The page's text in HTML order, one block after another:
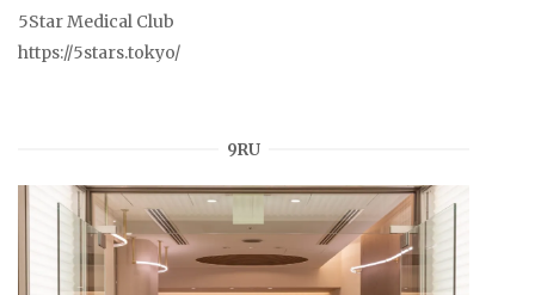
5Star Medical Club
https://5stars.tokyo/
9RU